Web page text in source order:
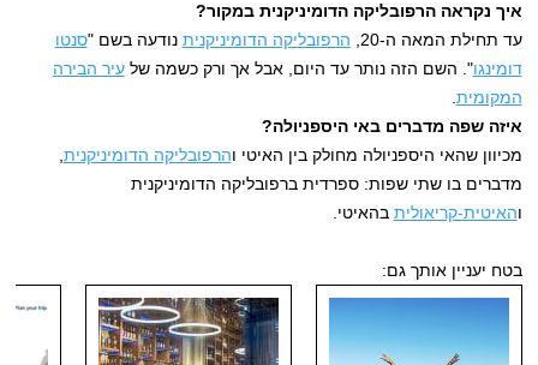
איך נקראה הרפובליקה הדומיניקנית במקור?
עד תחילת המאה ה-20,
הרפובליקה הדומיניקנית נודעה בשם "סנטו
דומינגו". השם הזה נותר עד היום, אבל אך ורק כשמה שלעיר הבירה
המקומית
איזה שפה מדברים באי היספניולה?
מכיוון שהאי היספניולה מחולק בין האיטי והרפובליקה הדומיניקנית
מדברים בו שתי שפות: ספרדית ברפובליקה הדומיניקנית
והאיטית-קריאולית בהאיטי.
בטח יעניין אותך גם: